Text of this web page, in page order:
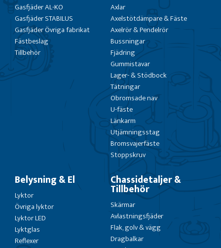
Gasfjäder AL-KO
Gasfjäder STABILUS
Gasfjäder Övriga fabrikat
Fästbeslag
Tillbehör
Axlar
Axelstötdämpare & Fäste
Axelrör & Pendelrör
Bussningar
Fjädring
Gummistavar
Lager- & Stödbock
Tätningar
Obromsade nav
U-fäste
Länkarm
Utjämningsstag
Bromsvajerfäste
Stoppskruv
Belysning & El
Lyktor
Övriga lyktor
Lyktor LED
Lyktglas
Reflexer
Chassidetaljer &
Tillbehör
Skärmar
Avlastningsfjäder
Flak, golv & vägg
Dragbalkar